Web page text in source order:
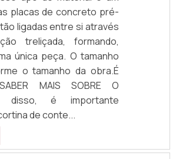
placas de concreto pré-
ligadas entre si através
treliçada, formando,
única peça. O tamanho
o tamanho da obra.É
MAIS SOBRE O
disso, é importante
de conte...